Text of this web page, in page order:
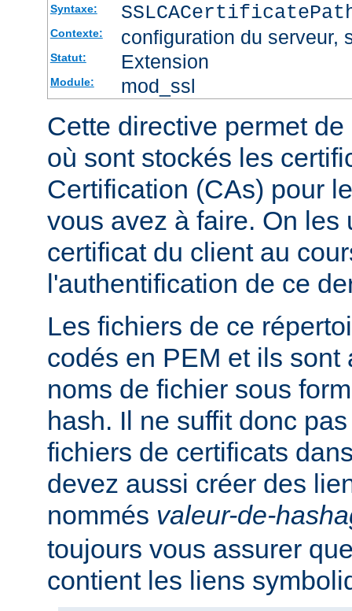
Syntaxe:
Contexte: configuration du serveur,
Statut: Extension
Module: mod_ssl
Cette directive permet
où sont stockés les
Certification (CAs) pour
vous avez à faire. On les
certificat du client au
l'authentification de ce
Les fichiers de ce
codés en PEM et ils sont
noms de fichier sous
hash. Il ne suffit donc
fichiers de certificats
devez aussi créer des
nommés valeur-de-
toujours vous assurer
contient les liens